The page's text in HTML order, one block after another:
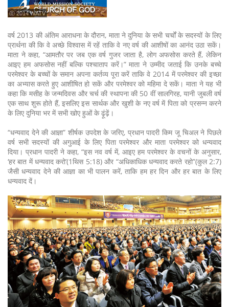
ⓒ 2014 WATV
वर्ष 2013 की अंतिम आराधना के दौरान, माता ने दुनिया के सभी चर्चों के सदस्यों के लिए
प्रार्थना की कि वे अच्छे विश्वास में रहें ताकि वे नए वर्ष की आशीषों का आनंद उठा सकें।
माता ने कहा, “आमतौर पर जब एक वर्ष गुजर जाता है, लोग अफसोस करते हैं, लेकिन
आइए हम अफसोस नहीं बल्कि पश्चाताप करें।” माता ने उम्मीद जताई कि उनके बच्चे
परमेश्वर के बच्चों के समान अपना कर्तव्य पूरा करें ताकि वे 2014 में परमेश्वर की इच्छा
का अभ्यास करते हुए आशीषित हो सकें और परमेश्वर को महिमा दे सकें। माता ने यह भी
कहा कि मसीह के जन्मदिवस और चर्च की स्थापना की 50 वीं सालगिरह, यानी जुबली वर्ष
एक साथ शुरू होते हैं, इसलिए इस सार्थक और खुशी के नए वर्ष में पिता को प्रसन्न करने
के लिए दुनिया भर में सभी खोए हुओं के ढ़ूंढ़ें।
“धन्यवाद देने की आज्ञा” शीर्षक उपदेश के जरिए, प्रधान पादरी किम जू चिअल ने पिछले
वर्ष सभी सदस्यों की अगुआई के लिए पिता परमेश्वर और माता परमेश्वर को धन्यवाद
दिया। प्रधान पादरी ने कहा, “इस नव वर्ष में, आइए हम परमेश्वर के वचनों के अनुसार,
‘हर बात में धन्यवाद करो’(1थिस 5:18) और “अधिकाधिक धन्यवाद करते रहो”(कुल 2:7)
जैसी धन्यवाद देने की आज्ञा का भी पालन करें, ताकि हम हर दिन और हर बात के लिए
धन्यवाद दें।